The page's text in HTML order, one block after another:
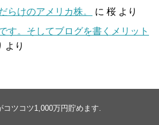
らけのアメリカ株。
に 桜 より
す。そしてブログを書くメリット
より
コツコツ1,000万円貯めます